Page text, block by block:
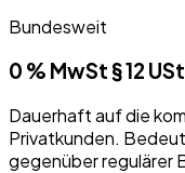
Bundesweit
0 % MwSt § 12
Dauerhaft auf die
Privatkunden.
gegenüber regulärer